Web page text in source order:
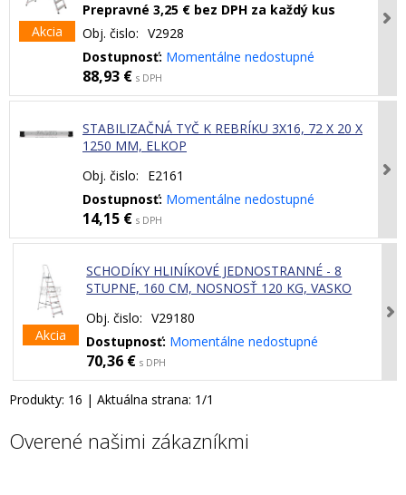
Akcia
Prepravné 3,25 € bez DPH za každý kus
Obj. čislo: V2928
Dostupnosť: Momentálne nedostupné
88,93 € s DPH
STABILIZAČNÁ TYČ K REBRÍKU 3X16, 72 X 20 X
1250 MM, ELKOP
Obj. čislo:
E2161
Dostupnosť: Momentálne nedostupné
14,15 € s DPH
Akcia
SCHODÍKY HLINÍKOVÉ JEDNOSTRANNÉ - 8
STUPNE, 160 CM, NOSNOSŤ 120 KG, VASKO
Obj. čislo: V29180
Dostupnosť: Momentálne nedostupné
70,36 € s DPH
Produkty: 16 | Aktuálna strana: 1/1
Overené našimi zákazníkmi